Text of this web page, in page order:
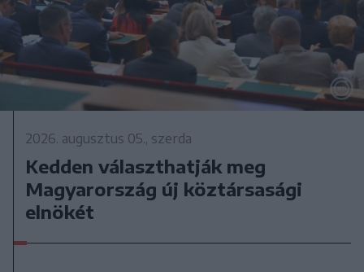
2026. augusztus 05., szerda
Kedden választhatják meg
Magyarország új köztársasági
elnökét